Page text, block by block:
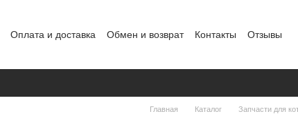
Оплата и доставка Обмен и возврат Контакты
Отзывы
Главная Каталог
Запчасти для